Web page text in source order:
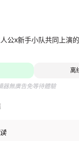
公x新手小队共同上
离
器無廣告免等待體驗